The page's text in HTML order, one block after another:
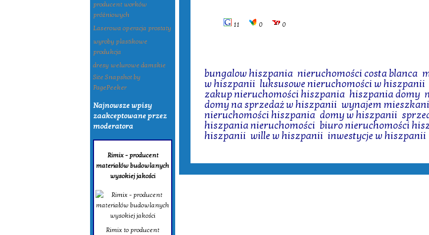
producent worków
próżniowych
Laserowa operacja prostaty
wyroby plastikowe
produkcja
dresy welurowe damskie
Site Snapshot by
PagePeeker
Najnowsze wpisy
zaakceptowane przez
moderatora
Rimix - producent
materiałów budowlanych
wysokiej jakości
Rimix to producent
11 0 0
bungalow hiszpania nieruchomości costa blanca
w hiszpanii luksusowe nieruchomości w hiszpanii
zakup nieruchomości hiszpania hiszpania domy
domy na sprzedaż w hiszpanii wynajem
nieruchomości hiszpania domy w hiszpanii
hiszpania nieruchomości biuro nieruchomości
hiszpanii wille w hiszpanii inwestycje w hiszpanii